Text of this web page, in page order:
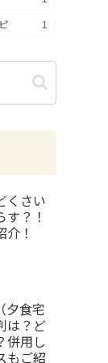
1
くさい
？！
！
夕食宅
は？ど
併用し
もご紹